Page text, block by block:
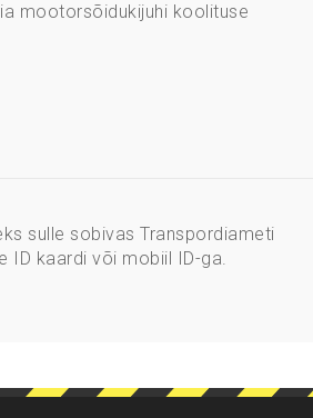
mootorsõidukijuhi koolituse
sulle sobivas Transpordiameti
ID kaardi või mobiil ID-ga.